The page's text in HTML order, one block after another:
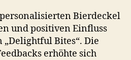
Bierdeckel
und positiven Einfluss
„Delightful Bites“. Die
erhöhte sich